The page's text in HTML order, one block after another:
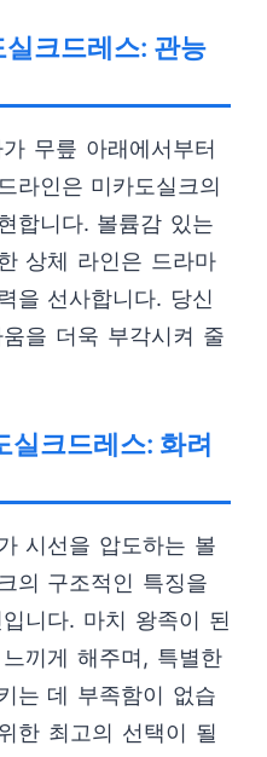
크드레스: 관능
무릎 아래에서부터
라인은 미카도실크의
합니다. 볼륨감 있는
상체 라인은 드라마
을 선사합니다. 당신
을 더욱 부각시켜 줄
실크드레스: 화려
시선을 압도하는 볼
의 구조적인 특징을
니다. 마치 왕족이 된
끼게 해주며, 특별한
는 데 부족함이 없습
한 최고의 선택이 될